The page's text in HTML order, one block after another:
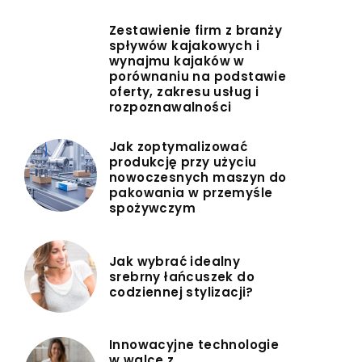
Zestawienie firm z branży
spływów kajakowych i
wynajmu kajaków w
porównaniu na podstawie
oferty, zakresu usług i
rozpoznawalności
Jak zoptymalizować
produkcję przy użyciu
nowoczesnych maszyn do
pakowania w przemyśle
spożywczym
Jak wybrać idealny
srebrny łańcuszek do
codziennej stylizacji?
Innowacyjne technologie